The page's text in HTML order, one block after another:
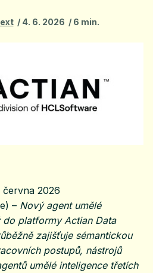
4. 6. 2026 6 min.
června 2026
– Nový agent umělé
platformy Actian Data
zajišťuje sémantickou
postupů, nástrojů
umělé inteligence třetích